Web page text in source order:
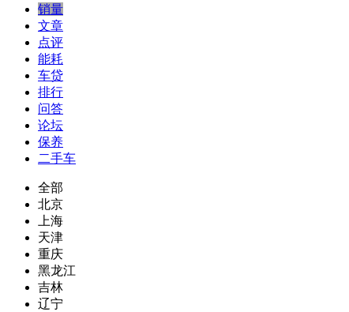
销量
文章
点评
能耗
车贷
排行
问答
论坛
保养
二手车
全部
北京
上海
天津
重庆
黑龙江
吉林
辽宁